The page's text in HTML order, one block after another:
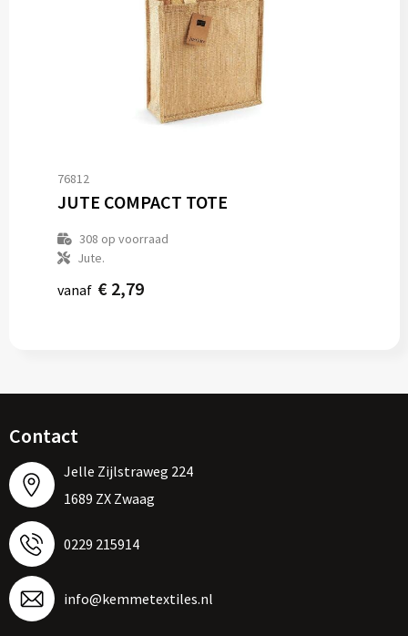
76812
JUTE COMPACT TOTE
308 op voorraad
Jute.
vanaf € 2,79
Contact
Jelle Zijlstraweg 224
1689 ZX Zwaag
0229 215914
info@kemmetextiles.nl